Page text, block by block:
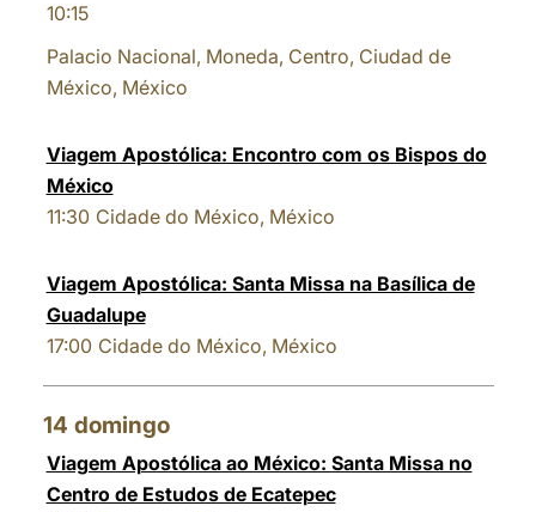
10:15
Palacio Nacional, Moneda, Centro, Ciudad de
México, México
Viagem Apostólica: Encontro com os Bispos do
México
11:30 Cidade do México, México
Viagem Apostólica: Santa Missa na Basílica de
Guadalupe
17:00 Cidade do México, México
14 domingo
Viagem Apostólica ao México: Santa Missa no
Centro de Estudos de Ecatepec